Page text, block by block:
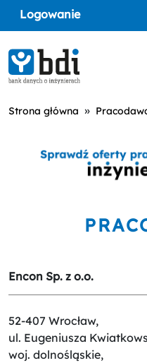
Logowanie
Strona główna »
Encon Sp. z o.o.
52-407 Wrocław,
ul. Eugeniusza
woj. dolnośląskie,